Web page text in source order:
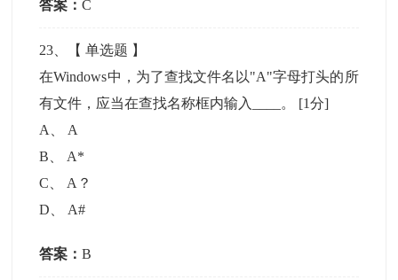
答案：C
23 、【单选题 】
在Windows中，为了查找文件名以"A"字母打头的所
有文件，应当在查找名称框内输入____。 [1分]
A
A
B
A*
C
A？
D
A#
答案：B